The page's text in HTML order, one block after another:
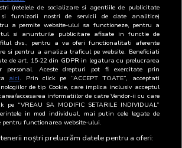
20.93.400
Șef
Functie Email Telefon
Stan
Manager
Operational
021-
203.08.85
Dana
Marketing
Director
021-
(retelele de socializare si agentiile de publicitate
si furnizorii nostri de servicii de date analitice)
a permite website-ului sa functioneze, pentru a
si anunturile publicitare afisate in functie de
dvs., pentru a va oferi functionalitati aferente
si pentru a analiza traficul pe website. Beneficiati
de art. 15-22 din GDPR in legatura cu prelucrarea
personal. Aceste drepturi pot fi exercitate prin
aici. Prin click pe “ACCEPT TOATE”, acceptati
de tip Cookie, care implica inclusiv acceptul
accesarea informatiilor de catre Vendor-ii cu care
pe “VREAU SA MODIFIC SETARILE INDIVIDUAL”
in mod individual, mai putin cele legate de
pentru functionarea website-ului.
noștri prelucrăm datele pentru a oferi: